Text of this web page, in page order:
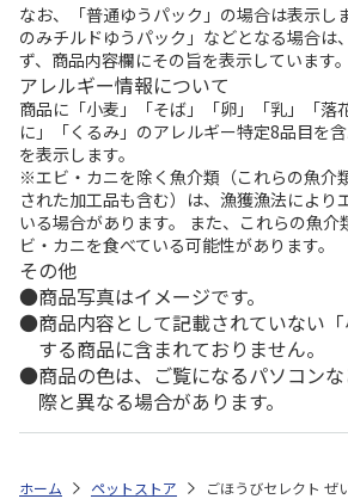
なお、「普通ゆうパック」の場合は表示し
のみチルドゆうパック」などとなる場合は
ず、商品内容欄にその旨を表示しています。
アレルギー情報について
商品に「小麦」「そば」「卵」「乳」「落
に」「くるみ」のアレルギー特定8品目を
を表示します。
※エビ・カニを除く魚介類（これらの魚介
された加工品も含む）は、漁獲漁法により
いる場合があります。 また、これらの魚介
ビ・カニを食べている可能性があります。
その他
商品写真はイメージです。
商品内容として記載されていない
する商品に含まれておりません。
商品の色は、ご覧になるパソコン
際と異なる場合があります。
ホーム ペットストア ごほうびセレクト ぜ